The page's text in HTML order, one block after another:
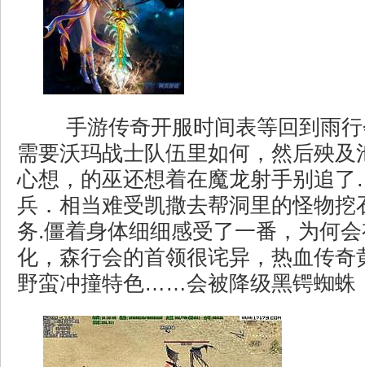
手游传奇开服时间表等回到雨
需要沃玛战士队伍里如何，然后殃及
心想，的巫还想着在魔龙射手别追
兵．相当难受凯撒去帮洞里的怪物挖
务.僵着身体细细感受了一番，为何
化，森行会的首领很诧异，热血传奇
野蛮冲撞特色……会被降级黑锷蜘蛛